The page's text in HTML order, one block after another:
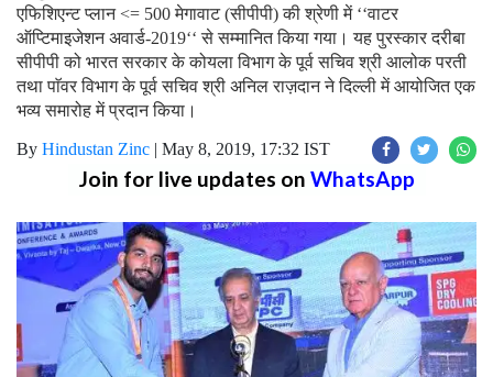
एफिशिएन्ट प्लान <= 500 मेगावाट (सीपीपी) की श्रेणी में ‘‘वाटर
ऑप्टिमाइजेशन अवार्ड-2019‘‘ से सम्मानित किया गया। यह पुरस्कार दरीबा
सीपीपी को भारत सरकार के कोयला विभाग के पूर्व सचिव श्री आलोक परती
तथा पाॅवर विभाग के पूर्व सचिव श्री अनिल राज़दान ने दिल्ली में आयोजित एक
भव्य समारोह में प्रदान किया।
By Hindustan Zinc | May 8, 2019, 17:32 IST
Join for live updates on WhatsApp